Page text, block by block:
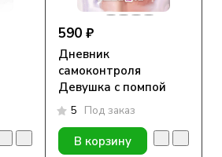
590 ₽
Дневник
самоконтроля
Девушка с помпой
5 Под заказ
В корзину